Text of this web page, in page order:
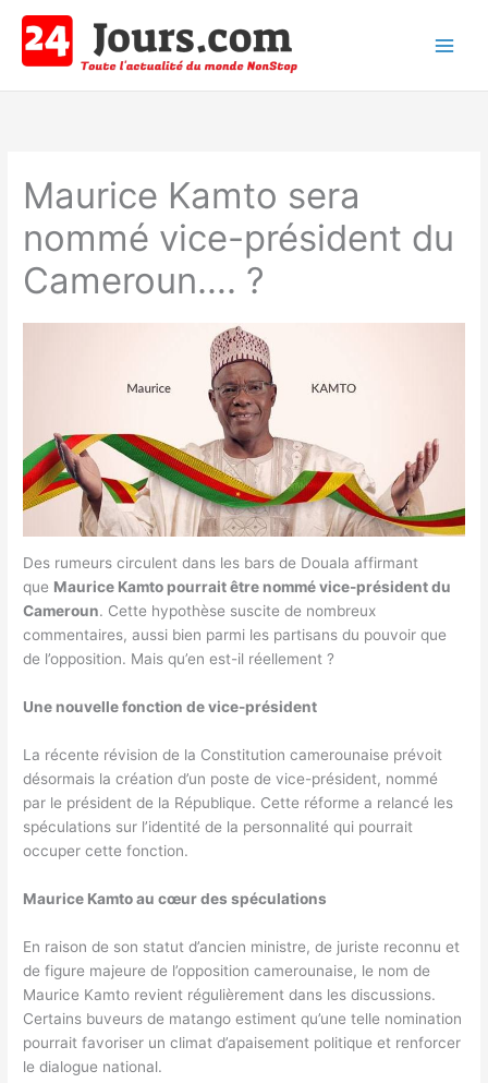
contenu
Maurice Kamto sera
nommé vice-président du
Cameroun…. ?
Des rumeurs circulent dans les bars de Douala affirmant
que Maurice Kamto pourrait être nommé vice-président du
Cameroun. Cette hypothèse suscite de nombreux
commentaires, aussi bien parmi les partisans du pouvoir que
de l’opposition. Mais qu’en est-il réellement ?
Une nouvelle fonction de vice-président
La récente révision de la Constitution camerounaise prévoit
désormais la création d’un poste de vice-président, nommé
par le président de la République. Cette réforme a relancé les
spéculations sur l’identité de la personnalité qui pourrait
occuper cette fonction.
Maurice Kamto au cœur des spéculations
En raison de son statut d’ancien ministre, de juriste reconnu et
de figure majeure de l’opposition camerounaise, le nom de
Maurice Kamto revient régulièrement dans les discussions.
Certains buveurs de matango estiment qu’une telle nomination
pourrait favoriser un climat d’apaisement politique et renforcer
le dialogue national.